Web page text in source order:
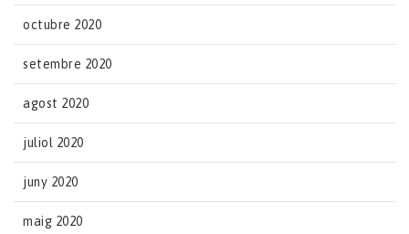
octubre 2020
setembre 2020
agost 2020
juliol 2020
juny 2020
maig 2020